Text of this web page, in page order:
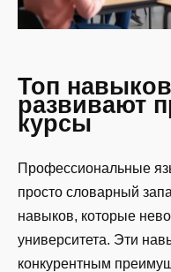
Топ
развивают
курсы
Профессиональные
просто словарный
навыков, которые
университета. Эти
конкурентным